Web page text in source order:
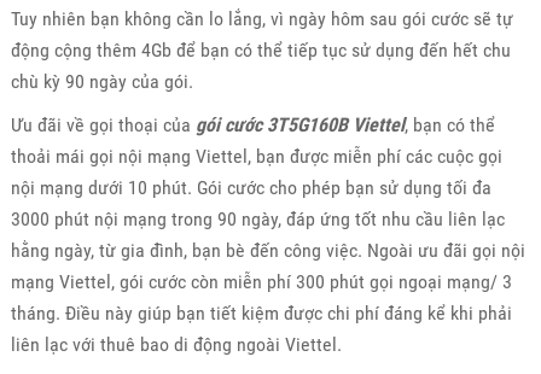
Tuy nhiên bạn không cần lo lắng, vì ngày hôm sau gói cước sẽ tự
động cộng thêm 4Gb để bạn có thể tiếp tục sử dụng đến hết chu
chù kỳ 90 ngày của gói.
Ưu đãi về gọi thoại của gói cước 3T5G160B Viettel, bạn có thể
thoải mái gọi nội mạng Viettel, bạn được miễn phí các cuộc gọi
nội mạng dưới 10 phút. Gói cước cho phép bạn sử dụng tối đa
3000 phút nội mạng trong 90 ngày, đáp ứng tốt nhu cầu liên lạc
hằng ngày, từ gia đình, bạn bè đến công việc. Ngoài ưu đãi gọi nội
mạng Viettel, gói cước còn miễn phí 300 phút gọi ngoại mạng/ 3
tháng. Điều này giúp bạn tiết kiệm được chi phí đáng kể khi phải
liên lạc với thuê bao di động ngoài Viettel.